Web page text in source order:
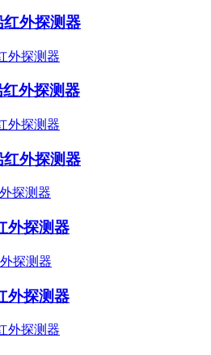
外探测器
外探测器
外探测器
外探测器
外探测器